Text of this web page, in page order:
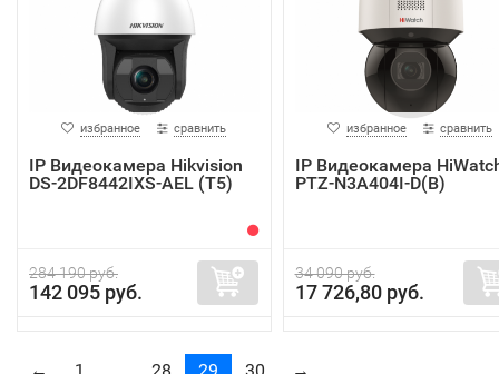
избранное сравнить
IP Видеокамера Hikvision
DS-2DF8442IXS-AEL (T5)
284 190 руб.
142 095 руб.
избранное сравнить
IP Видеокамера
PTZ-N3A404I-D(B)
34 090 руб.
17 726,80 руб.